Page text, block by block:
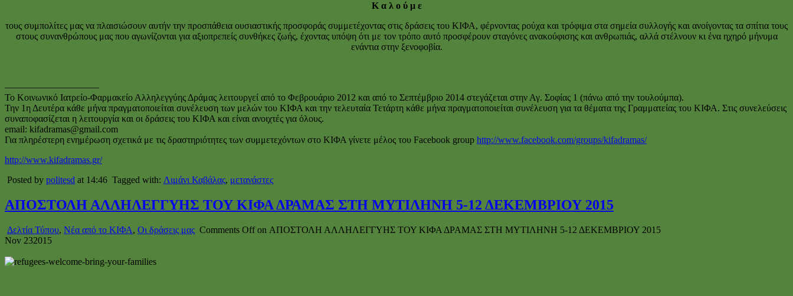
Κ α λ ο ύ μ ε
τους συμπολίτες μας να πλαισιώσουν αυτήν την προσπάθεια ουσιαστικής προσφοράς συμμετέχοντας στις δράσεις του ΚΙΦΑ, φέρνοντας ρούχα και τρόφιμα στα σημεία συλλογής και ανοίγοντας τα σπίτια τους
στους συνανθρώπους μας που αγωνίζονται για αξιοπρεπείς συνθήκες ζωής, έχοντας υπόψη ότι με τον τρόπο αυτό προσφέρουν σταγόνες ανακούφισης και ανθρωπιάς, αλλά στέλνουν κι ένα ηχηρό μήνυμα
ενάντια στην ξενοφοβία.
——————————
Το Κοινωνικό Ιατρείο-Φαρμακείο Αλληλεγγύης Δράμας λειτουργεί από το Φεβρουάριο 2012 και από το Σεπτέμβριο 2014 στεγάζεται στην Αγ. Σοφίας 1 (πάνω από την τουλούμπα).
Την 1η Δευτέρα κάθε μήνα πραγματοποιείται συνέλευση των μελών του ΚΙΦΑ και την τελευταία Τετάρτη κάθε μήνα πραγματοποιείται συνέλευση για τα θέματα της Γραμματείας του ΚΙΦΑ. Στις συνελεύσεις
συναποφασίζεται η λειτουργία και οι δράσεις του ΚΙΦΑ και είναι ανοιχτές για όλους.
email: kifadramas@gmail.com
Για πληρέστερη ενημέρωση σχετικά με τις δραστηριότητες των συμμετεχόντων στο ΚΙΦΑ γίνετε μέλος του Facebook group http://www.facebook.com/groups/kifadramas/
http://www.kifadramas.gr/
Posted by politesd at 14:46 Tagged with: Λιμάνι Καβάλας, μετανάστες
ΑΠΟΣΤΟΛΗ ΑΛΛΗΛΕΓΓΥΗΣ ΤΟΥ ΚΙΦΑ ΔΡΑΜΑΣ ΣΤΗ ΜΥΤΙΛΗΝΗ 5-12 ΔΕΚΕΜΒΡΙΟΥ 2015
Δελτία Τύπου, Νέα από το ΚΙΦΑ, Οι δράσεις μας Comments Offon ΑΠΟΣΤΟΛΗ ΑΛΛΗΛΕΓΓΥΗΣ ΤΟΥ ΚΙΦΑ ΔΡΑΜΑΣ ΣΤΗ ΜΥΤΙΛΗΝΗ 5-12 ΔΕΚΕΜΒΡΙΟΥ 2015
Nov 232015